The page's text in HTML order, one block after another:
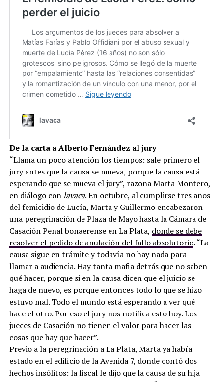
De la carta a Alberto Fernández al jury
“Llama un poco atención los tiempos: sale primero el
jury antes que la causa se mueva, porque la causa está
esperando que se mueva el jury”, razona Marta Montero,
en diálogo conlavaca. En octubre, al cumplirse tres años
del femicidio de Lucía, Marta y Guillermo encabezaron
una peregrinación de Plaza de Mayo hasta la Cámara de
Casación Penal bonaerense en La Plata, donde se debe
resolver el pedido de anulación del fallo absolutorio. “La
causa sigue en trámite y todavía no hay nada para
llamar a audiencia. Hay tanta mafia detrás que no saben
qué hacer, porque si en la causa dicen que el juicio se
haga de nuevo, es porque entonces todo lo que se hizo
estuvo mal. Todo el mundo está esperando a ver qué
hace el otro. Por eso el jury nos notifica esto hoy. Los
jueces de Casación no tienen el valor para hacer las
cosas que hay que hacer”.
Previo a la peregrinación a La Plata, Marta ya había
estado en el edificio de la Avenida 7, donde contó dos
hechos insólitos: la fiscal le dijo que la causa de su hija